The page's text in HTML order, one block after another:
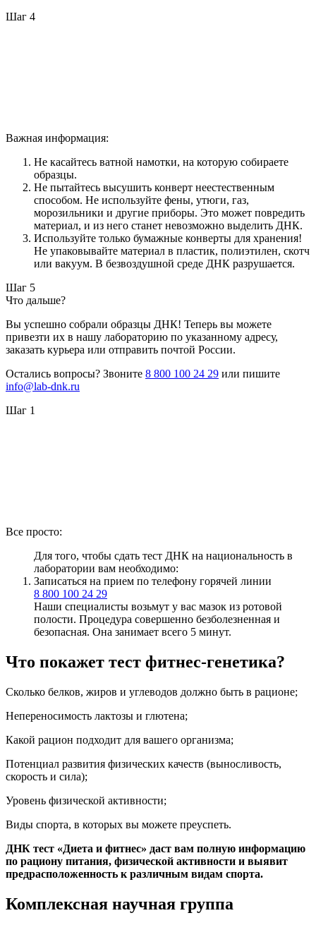
Шаг 4
Важная информация:
Не касайтесь ватной намотки, на которую собираете
образцы.
Не пытайтесь высушить конверт неестественным
способом. Не используйте фены, утюги, газ,
морозильники и другие приборы. Это может повредить
материал, и из него станет невозможно выделить ДНК.
Используйте только бумажные конверты для хранения!
Не упаковывайте материал в пластик, полиэтилен, скотч
или вакуум. В безвоздушной среде ДНК разрушается.
Шаг 5
Что дальше?
Вы успешно собрали образцы ДНК! Теперь вы можете
привезти их в нашу лабораторию по указанному адресу,
заказать курьера или отправить почтой России.
Остались вопросы? Звоните 8 800 100 24 29 или пишите
info@lab-dnk.ru
Шаг 1
Все просто:
Для того, чтобы сдать тест ДНК на национальность в
лаборатории вам необходимо:
Записаться на прием по телефону горячей линии
8 800 100 24 29
Наши специалисты возьмут у вас мазок из ротовой
полости. Процедура совершенно безболезненная и
безопасная. Она занимает всего 5 минут.
Что покажет тест фитнес-генетика?
Сколько белков, жиров и углеводов должно быть в рационе;
Непереносимость лактозы и глютена;
Какой рацион подходит для вашего организма;
Потенциал развития физических качеств (выносливость,
скорость и сила);
Уровень физической активности;
Виды спорта, в которых вы можете преуспеть.
ДНК тест «Диета и фитнес» даст вам полную информацию
по рациону питания, физической активности и выявит
предрасположенность к различным видам спорта.
Комплексная научная группа